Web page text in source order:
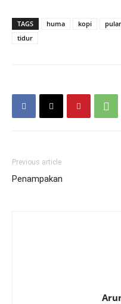
TAGS huma kopi
tidur
Previous article
Penampakan